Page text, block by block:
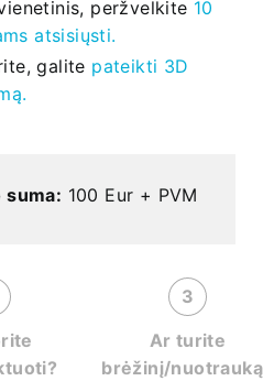
peržvelkite 10
atsisiųsti.
galite pateikti 3D
suma: 100 Eur + PVM
3
Ar turite
brėžinį/